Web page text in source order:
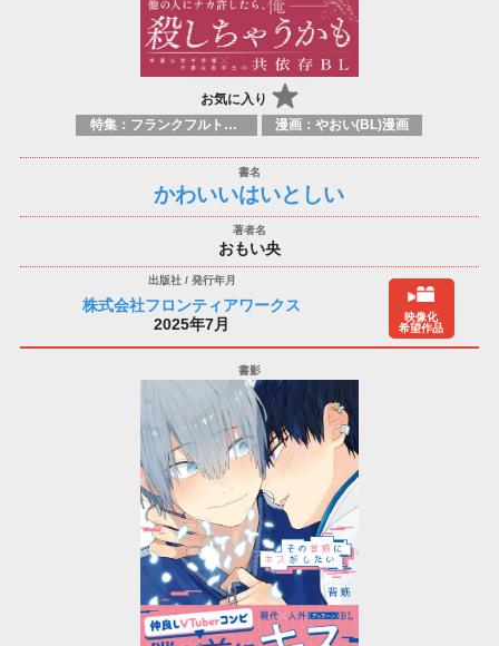
お気に入り
特集：フランクフルト2025 漫画：やおい(BL)漫画
かわいいはいとしい
おもい央
株式会社フロンティアワークス
2025年7月
映像化
希望作品